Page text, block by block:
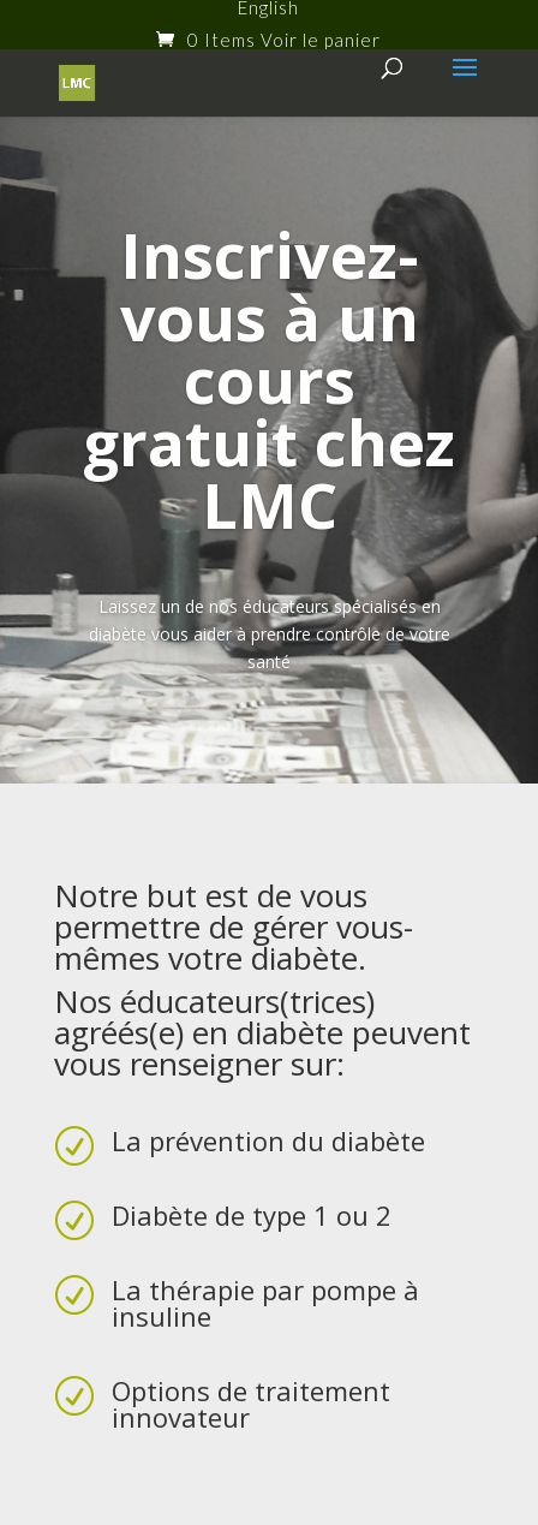
English
0 Items
Inscrivez-
vous à un
cours
gratuit chez
LMC
Laissez un de nos éducateurs spécialisés en
diabète vous aider à prendre contrôle de votre
santé
Notre but est de vous
permettre de gérer vous-
mêmes votre diabète.
Nos éducateurs(trices)
agréés(e) en diabète peuvent
vous renseigner sur:
R La prévention du diabète
R Diabète de type 1 ou 2
R La thérapie par pompe à
insuline
R Options de traitement
innovateur